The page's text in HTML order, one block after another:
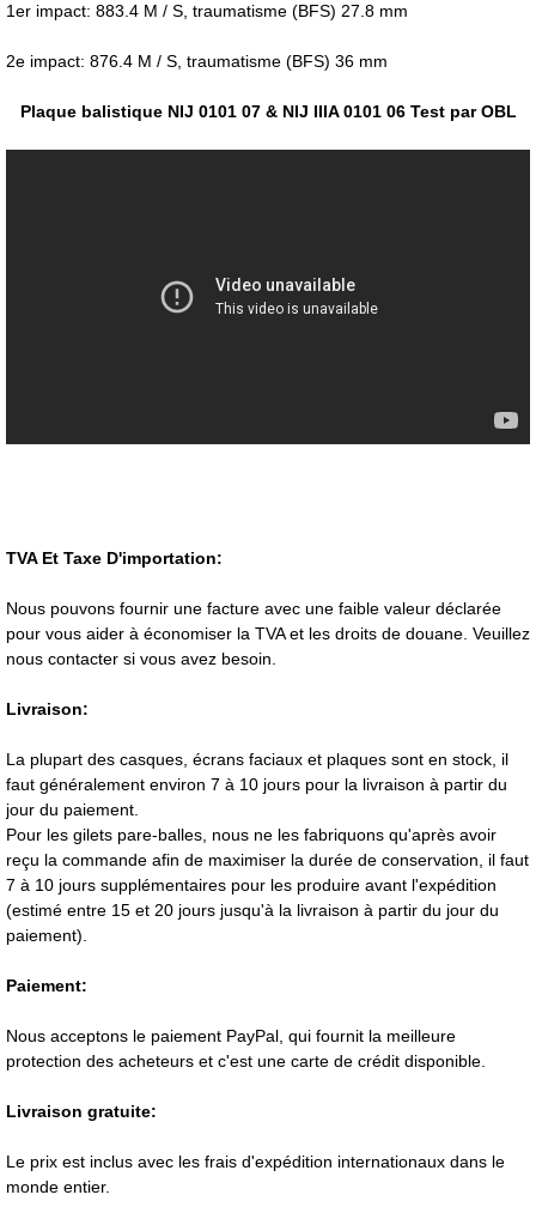
1er impact: 883.4 M / S, traumatisme (BFS) 27.8 mm
2e impact: 876.4 M / S, traumatisme (BFS) 36 mm
Plaque balistique NIJ 0101 07 & NIJ IIIA 0101 06 Test par OBL
TVA Et Taxe D'importation:
Nous pouvons fournir une facture avec une faible valeur déclarée
pour vous aider à économiser la TVA et les droits de douane. Veuillez
nous contacter si vous avez besoin.
Livraison:
La plupart des casques, écrans faciaux et plaques sont en stock, il
faut généralement environ 7 à 10 jours pour la livraison à partir du
jour du paiement.
Pour les gilets pare-balles, nous ne les fabriquons qu'après avoir
reçu la commande afin de maximiser la durée de conservation, il faut
7 à 10 jours supplémentaires pour les produire avant l'expédition
(estimé entre 15 et 20 jours jusqu'à la livraison à partir du jour du
paiement).
Paiement:
Nous acceptons le paiement PayPal, qui fournit la meilleure
protection des acheteurs et c'est une carte de crédit disponible.
Livraison gratuite:
Le prix est inclus avec les frais d'expédition internationaux dans le
monde entier.